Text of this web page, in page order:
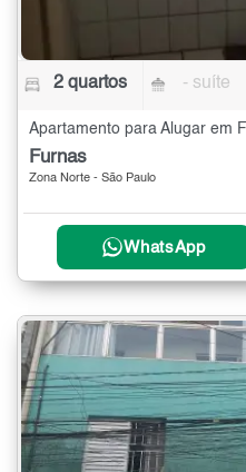
2 quartos - suíte
Apartamento para Alugar em
Furnas
Zona Norte - São Paulo
WhatsApp